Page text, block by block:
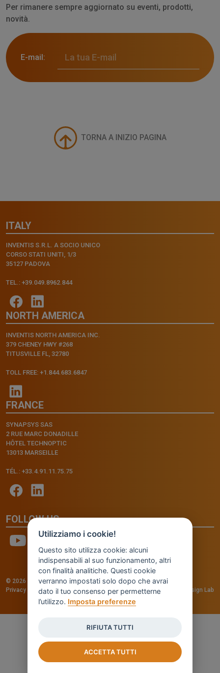
Per rimanere sempre aggiornato su eventi, prodotti,
novità.
E-mail:
TORNA A INIZIO PAGINA
ITALY
INVENTIS S.R.L. A SOCIO UNICO
CORSO STATI UNITI, 1/3
35127 PADOVA
TEL.: +39.049.8962.844
NORTH AMERICA
INVENTIS NORTH AMERICA INC.
379 CHENEY HWY #268
TITUSVILLE FL, 32780
TOLL FREE: +1.844.683.6847
FRANCE
SYNAPSYS SAS
2 RUE MARC DONADILLE
HÔTEL TECHNOPTIC
13013 MARSEILLE
TÉL.: +33.4.91.11.75.75
FOLLOW US
© 2026 - INVENTIS S.r.l. a socio unico — P. IVA: IT03957810280
Privacy policy—Cookie policy-Cookie Settings Credits: Fluid Design Lab
Utilizziamo i cookie!
Questo sito utilizza cookie: alcuni
indispensabili al suo funzionamento, altri
con finalità analitiche. Questi cookie
verranno impostati solo dopo che avrai
dato il tuo consenso per permetterne
l’utilizzo. Imposta preferenze
RIFIUTA TUTTI
ACCETTA TUTTI